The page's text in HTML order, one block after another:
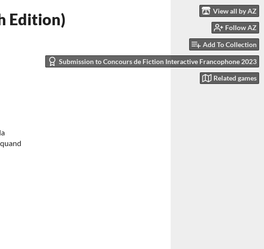
View all by AZ
Follow AZ
Add To Collection
Submission to Concours de Fiction Interactive Francophone 2023
Related games
Edition)